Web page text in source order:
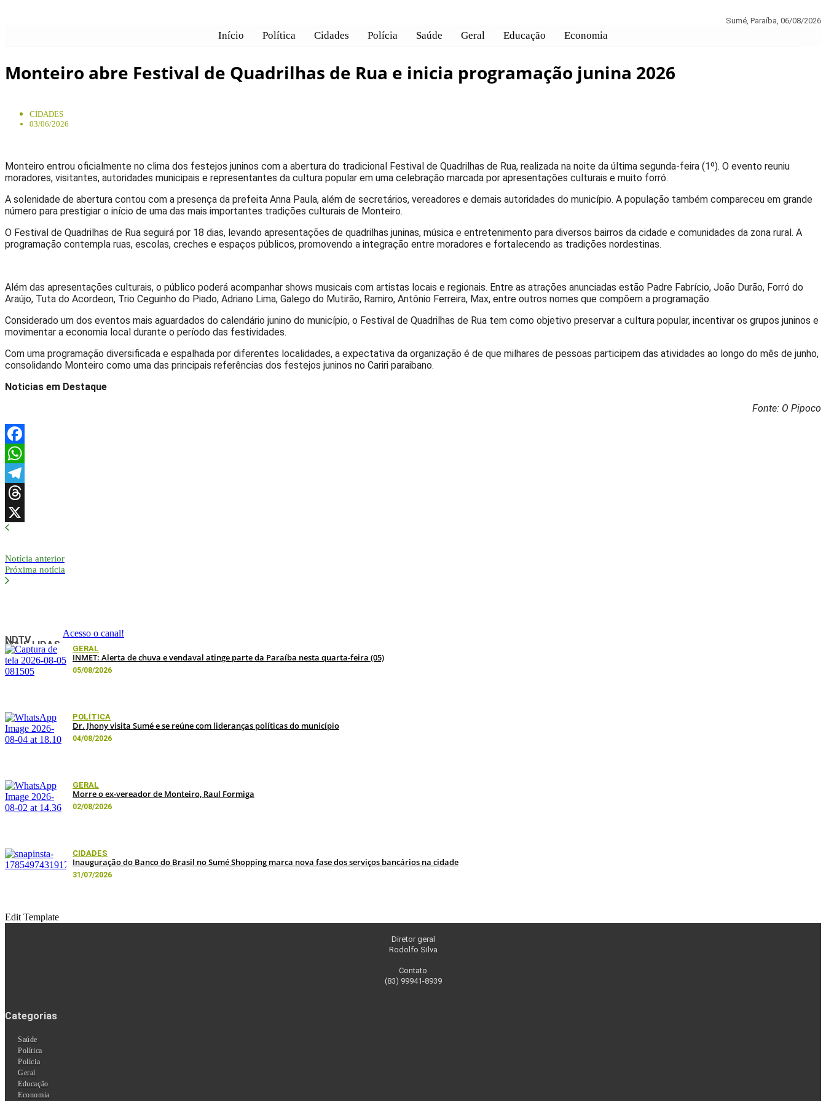
Sumé, Paraíba, 06/08/2026
Início Política Cidades Polícia Saúde Geral Educação Economia
Monteiro abre Festival de Quadrilhas de Rua e inicia programação junina 2026
Monteiro abre Festival de Quadrilhas de Rua e inicia programação junina 2026
CIDADES
03/06/2026
Monteiro entrou oficialmente no clima dos festejos juninos com a abertura do tradicional Festival de Quadrilhas de Rua, realizada na noite da última segunda-feira (1º). O evento reuniu
moradores, visitantes, autoridades municipais e representantes da cultura popular em uma celebração marcada por apresentações culturais e muito forró.
A solenidade de abertura contou com a presença da prefeita Anna Paula, além de secretários, vereadores e demais autoridades do município. A população também compareceu em grande
número para prestigiar o início de uma das mais importantes tradições culturais de Monteiro.
O Festival de Quadrilhas de Rua seguirá por 18 dias, levando apresentações de quadrilhas juninas, música e entretenimento para diversos bairros da cidade e comunidades da zona rural. A
programação contempla ruas, escolas, creches e espaços públicos, promovendo a integração entre moradores e fortalecendo as tradições nordestinas.
Além das apresentações culturais, o público poderá acompanhar shows musicais com artistas locais e regionais. Entre as atrações anunciadas estão Padre Fabrício, João Durão, Forró do
Araújo, Tuta do Acordeon, Trio Ceguinho do Piado, Adriano Lima, Galego do Mutirão, Ramiro, Antônio Ferreira, Max, entre outros nomes que compõem a programação.
Considerado um dos eventos mais aguardados do calendário junino do município, o Festival de Quadrilhas de Rua tem como objetivo preservar a cultura popular, incentivar os grupos juninos e
movimentar a economia local durante o período das festividades.
Com uma programação diversificada e espalhada por diferentes localidades, a expectativa da organização é de que milhares de pessoas participem das atividades ao longo do mês de junho,
consolidando Monteiro como uma das principais referências dos festejos juninos no Cariri paraibano.
Noticias em Destaque
Fonte: O Pipoco
Facebook
WhatsApp
Telegram
Threads
X
Notícia anterior
Próxima notícia
NDTV
Acesso o canal!
MAIS LIDAS GERAL
INMET: Alerta de chuva e vendaval atinge parte da Paraíba nesta quarta-feira (05)
05/08/2026
POLÍTICA
Dr. Jhony visita Sumé e se reúne com lideranças políticas do município
04/08/2026
GERAL
Morre o ex-vereador de Monteiro, Raul Formiga
02/08/2026
CIDADES
Inauguração do Banco do Brasil no Sumé Shopping marca nova fase dos serviços bancários na cidade
31/07/2026
Edit Template
Diretor geral
Rodolfo Silva
Contato
(83) 99941-8939
Categorias
Saúde
Política
Polícia
Geral
Educação
Economia